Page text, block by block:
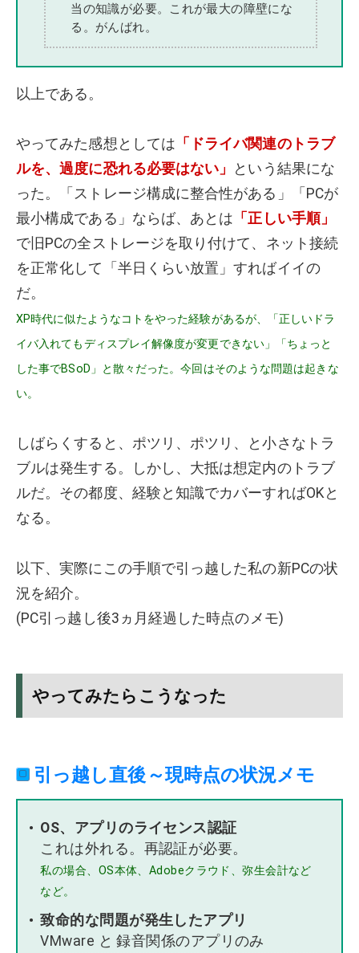
当の知識が必要。これが最大の障壁にな
る。がんばれ。
以上である。
やってみた感想としては 「ドライバ関連のトラブ
ルを、過度に恐れる必要はない」
という結果にな
った。「ストレージ構成に整合性がある」「PCが
最小構成である」ならば、あとは 「正しい手順」
で旧PCの全ストレージを取り付けて、ネット接続
を正常化して「半日くらい放置」すればイイの
だ。
XP時代に似たようなコトをやった経験があるが、「正しいドラ
イバ入れてもディスプレイ解像度が変更できない」「ちょっと
した事でBSoD」と散々だった。今回はそのような問題は起きな
い。
しばらくすると、ポツリ、ポツリ、と小さなトラ
ブルは発生する。しかし、大抵は想定内のトラブ
ルだ。その都度、経験と知識でカバーすればOKと
なる。
以下、実際にこの手順で引っ越した私の新PCの状
況を紹介。
(PC引っ越し後3ヵ月経過した時点のメモ)
やってみたらこうなった
引っ越し直後～現時点の状況メモ
OS、アプリのライセンス認証
これは外れる。再認証が必要。
私の場合、OS本体、Adobeクラウド、弥生会計など
など。
致命的な問題が発生したアプリ
VMware と 録音関係のアプリのみ